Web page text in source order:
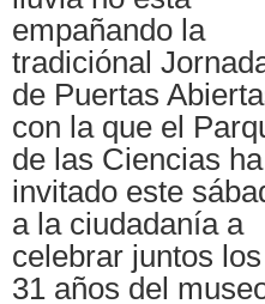
empañando la
tradiciónal
de Puertas
con la que el
de las Ciencias ha
invitado este
a la ciudadanía a
celebrar juntos los
31 años del